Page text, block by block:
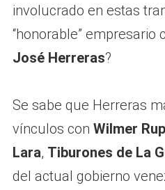
involucrado en estas
“honorable” empresario
José Herreras?
Se sabe que Herreras
vínculos con Wilmer
Lara, Tiburones de La
del actual gobierno